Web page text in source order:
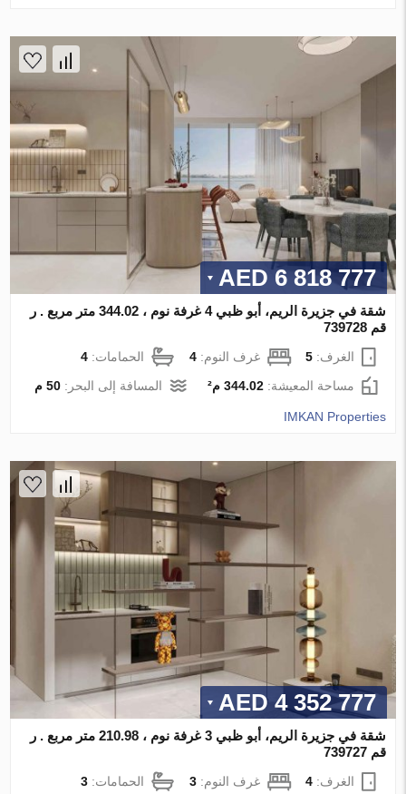
6 818 777 AED
شقة في جزيرة الريم، أبو ظبي 4 غرفة نوم ، 344.02 متر مربع . ر
قم 739728
الغرف:5 غرف النوم:4 الحمامات:4
مساحة المعيشة:344.02 م² المسافة إلى البحر:50 م
IMKAN Properties
4 352 777 AED
شقة في جزيرة الريم، أبو ظبي 3 غرفة نوم ، 210.98 متر مربع . ر
قم 739727
الغرف:4 غرف النوم:3 الحمامات:3